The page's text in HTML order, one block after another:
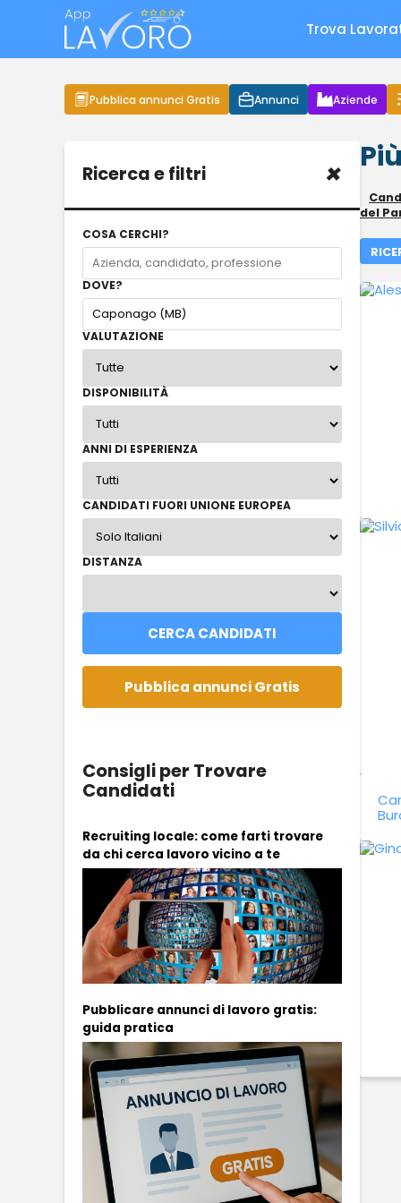
Trova
Pubblica annunci Gratis Annunci Aziende
Ricerca e filtri ×
COSA CERCHI?
DOVE?
VALUTAZIONE
DISPONIBILITÀ
ANNI DI ESPERIENZA
CANDIDATI FUORI UNIONE EUROPEA
DISTANZA
Consigli per Trovare
Candidati
Recruiting locale: come farti trovare
da chi cerca lavoro vicino a te
Pubblicare annunci di lavoro gratis:
guida pratica
del